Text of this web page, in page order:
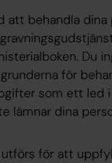
att behandla
Du
för
som ett led
lämnar dina
för att